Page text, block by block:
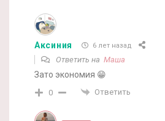
Аксиния 6 лет назад
Ответить на Маша
Зато экономия 😁
0 Ответить